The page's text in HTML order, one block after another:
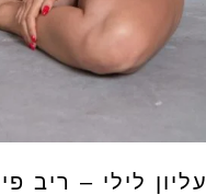
עליון לילי – ריב